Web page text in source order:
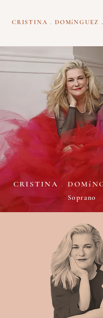
CRISTINA . DOMíNGUEZ
CRISTINA .
Soprano